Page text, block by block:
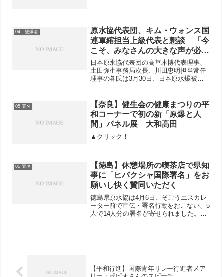
04 被爆者
原水協代表団、キム・ウォンス国
連軍縮担当上級代表と懇談 「今
こそ、みなさんの大きな声が必
要！」
日本原水協代表団の高草木博代表理事、
土田弥生事務局次長、川田忠明担当常任
理事の各氏は3月30日、日本原水爆被害
軍縮担当上級代表を訪ね、懇談しまし
た。最初に高草木代表理事...
05 署名
【奈良】健生会の健康まつりの平
和コーナーで初の新「原爆と人
間」パネル展 大和高田
▲クリック！
05 署名
【徳島】休憩場所の喫茶店で県知
事に「ヒバクシャ国際署名」をお
願いし快く賛同いただく
徳島県原水協は4月6日、そごうエスカレ
ーター前で宣伝・署名行動をおこない、5
人で14人分の署名が寄せられました。署
【平和行進】国際青年リレー行進者メア